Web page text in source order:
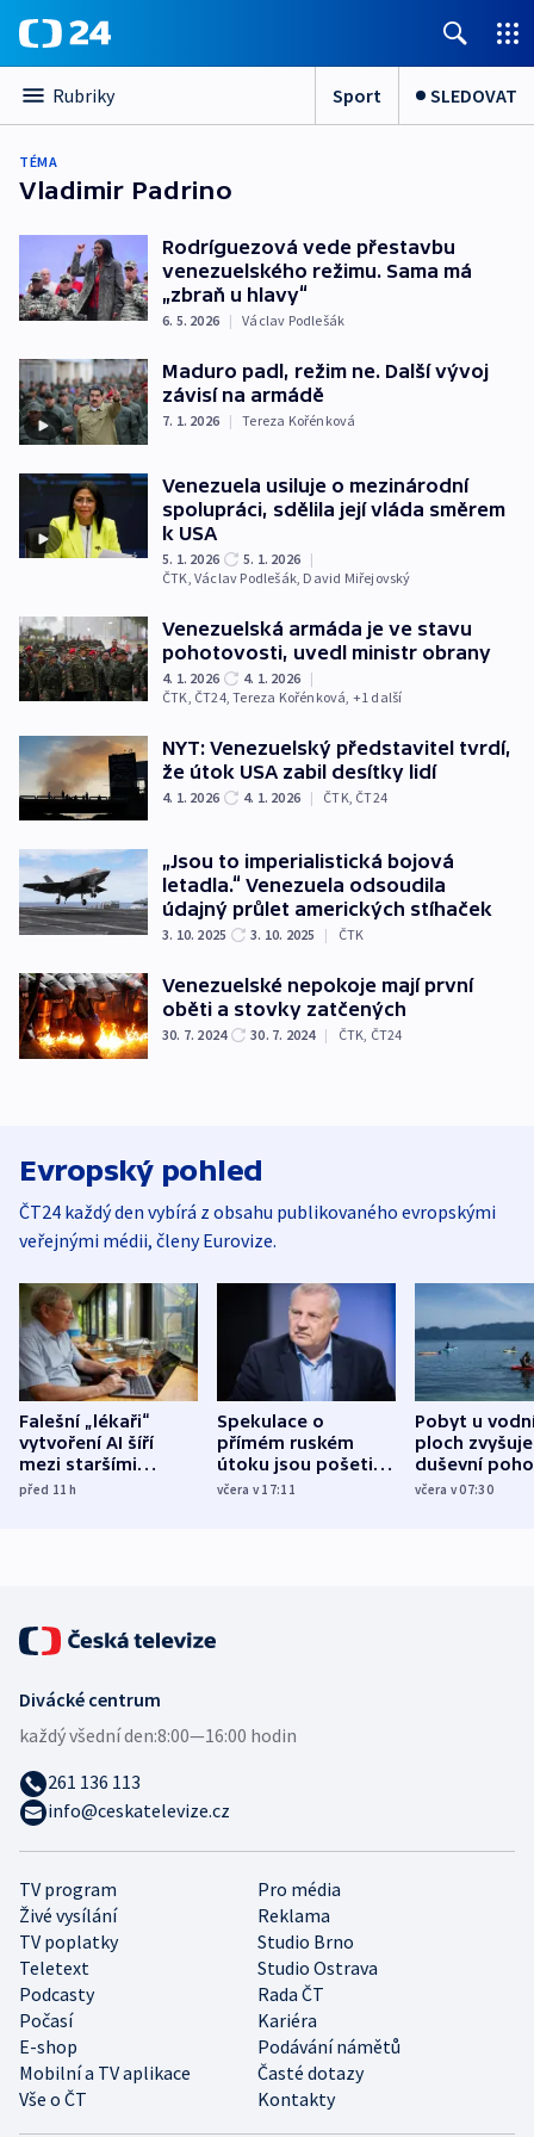
Rubriky Sport SLEDOVAT
TÉMA
Vladimir Padrino
Rodríguezová vede přestavbu
venezuelského režimu. Sama má
„zbraň u hlavy“
6. 5. 2026 | Václav Podlešák
Maduro padl, režim ne. Další vývoj
závisí na armádě
7. 1. 2026 | Tereza Kořénková
Venezuela usiluje o mezinárodní
spolupráci, sdělila její vláda směrem
k USA
5. 1. 2026 5. 1. 2026 |
ČTK ,Václav Podlešák David Miřejovský
Venezuelská armáda je ve stavu
pohotovosti, uvedl ministr obrany
4. 1. 2026 4. 1. 2026 |
ČTK ČT24,Tereza Kořénková , +1 další
NYT: Venezuelský představitel tvrdí,
že útok USA zabil desítky lidí
4. 1. 2026 4. 1. 2026 | ČTK ČT24
„Jsou to imperialistická bojová
letadla.“ Venezuela odsoudila
údajný průlet amerických stíhaček
3. 10. 2025 3. 10. 2025 | ČTK
Venezuelské nepokoje mají první
oběti a stovky zatčených
30. 7. 2024 30. 7. 2024 | ČTK, ČT24
Evropský pohled
ČT24 každý den vybírá z obsahu publikovaného evropskými
veřejnými médii, členy Eurovize.
Falešní „lékaři“
vytvoření AI šíří
mezi staršími
Poláky nebezpečné
před 11h
Spekulace o
přímém ruském
útoku jsou pošetilé,
míní estonský
včera v 17:11
Pobyt u
ploch zvyšuje
duševní
ukázala
včera v 07:30
TV program
Pro média
Živé vysílání
Reklama
TV poplatky
Studio Brno
Teletext
Studio Ostrava
Podcasty
Rada ČT
Počasí
Kariéra
E-shop
Podávání námětů
Mobilní a TV aplikace
Časté dotazy
Vše o ČT
Kontakty
Divácké centrum
každý všední den:8:00—16:00 hodin
261 136 113
info@ceskatelevize.cz